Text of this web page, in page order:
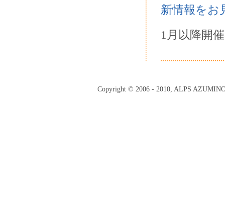
新情報をお
1月以降開
Copyright © 2006 - 2010, ALPS